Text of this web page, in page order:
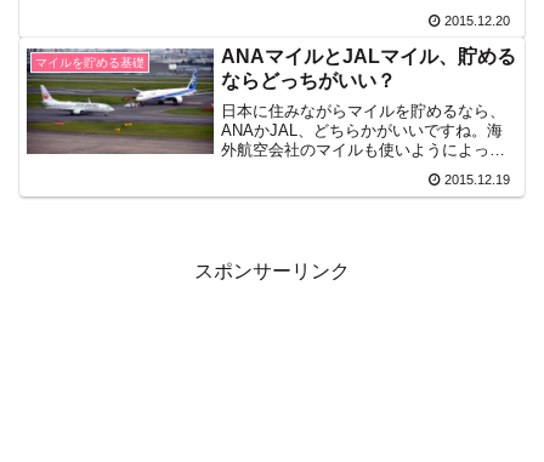
ルの持つ魅力・マイルの価値は変化する
陸マイラーはマイルに魅了された人た
ち。マイルの持つ魅力はどこ...
2015.12.20
マイルを貯める基礎
ANAマイルとJALマイル、貯める
ならどっちがいい？
日本に住みながらマイルを貯めるなら、
ANAかJAL、どちらかがいいですね。海
外航空会社のマイルも使いようによって
すが、はじめの一歩としてはハードルが
2015.12.19
スポンサーリンク